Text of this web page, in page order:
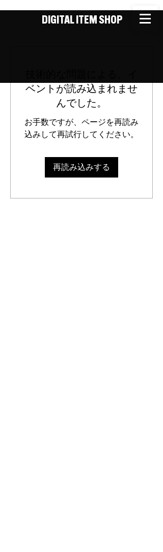
DIGITAL ITEM SHOP
ベントが読み込まれませ
んでした。
お手数ですが、ページを再読み
込みして再試行してください。
再読み込みする